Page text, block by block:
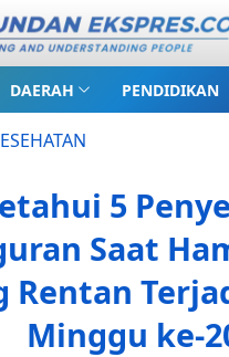
DAERAH PENDIDIKAN
5
Saat
Rentan
Minggu ke-